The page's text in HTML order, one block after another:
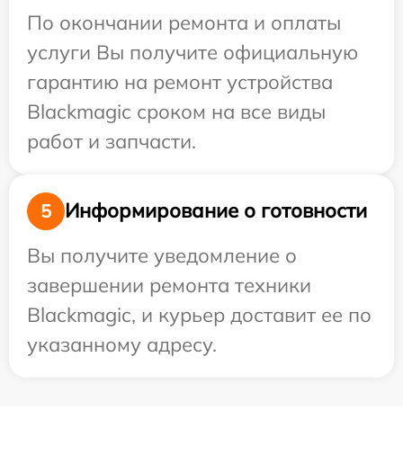
По окончании ремонта и оплаты
услуги Вы получите официальную
гарантию на ремонт устройства
Blackmagic сроком на все виды
работ и запчасти.
5
Информирование о готовности
Вы получите уведомление о
завершении ремонта техники
Blackmagic, и курьер доставит ее по
указанному адресу.